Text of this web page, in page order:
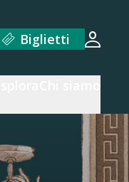
Biglietti